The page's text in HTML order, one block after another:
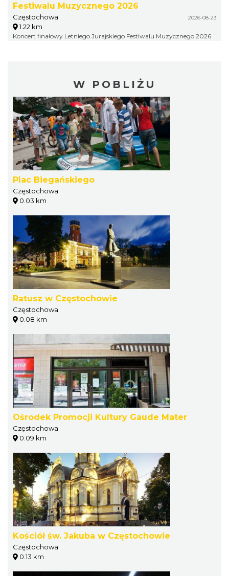
Festiwalu Muzycznego 2026
Częstochowa 2026-08-23
1.22 km
Koncert finałowy Letniego Jurajskiego Festiwalu Muzycznego 2026
W POBLIŻU
Plac Biegańskiego
Częstochowa
0.03 km
Ratusz w Częstochowie
Częstochowa
0.08 km
Ośrodek Promocji Kultury Gaude Mater
Częstochowa
0.09 km
Kościół św. Jakuba w Częstochowie
Częstochowa
0.13 km